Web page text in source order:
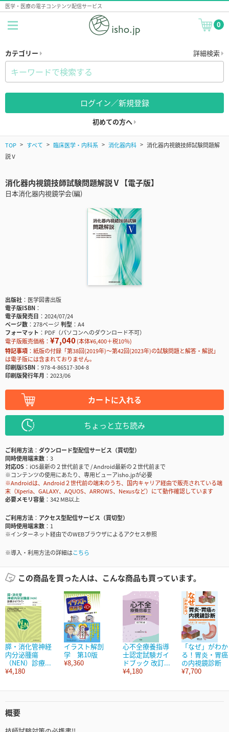
医学・医療の電子コンテンツ配信サービス
0
カテゴリー 詳細検索
ログイン／新規登録
初めての方へ
TOP すべて 臨床医学・内科系 消化器内科
消化器内視鏡技師試験問題解
説Ⅴ
消化器内視鏡技師試験問題解説Ⅴ【電子版】
日本消化器内視鏡学会(編)
出版社
医学図書出版
電子版ISBN
電子版発売日
2024/07/24
ページ数
278ページ判型
A4
フォーマット
PDF（パソコンへのダウンロード不可）
電子版販売価格： ¥7,040(本体¥6,400＋税10％)
特記事項
紙版の付録「第38回(2019年)～第42回(2023年)の試験問題と解答・解説」
は電子版には含まれておりません。
印刷版ISBN
978-4-86517-304-8
印刷版発行年月
2023/06
カートに入れる
ちょっと立ち読み
ご利用方法
ダウンロード型配信サービス（買切型）
同時使用端末数
3
対応OS
iOS最新の２世代前まで / Android最新の２世代前まで
※コンテンツの使用にあたり、専用ビューアisho.jpが必要
※Androidは、Android２世代前の端末のうち、国内キャリア経由で販売されている端
末（Xperia、GALAXY、AQUOS、ARROWS、Nexusなど）にて動作確認しています
必要メモリ容量
342 MB以上
ご利用方法
アクセス型配信サービス（買切型）
同時使用端末数
1
※インターネット経由でのWEBブラウザによるアクセス参照
※導入・利用方法の詳細はこちら
この商品を買った人は、こんな商品も買っています。
膵・消化管神経
内分泌腫瘍
（NEN）診療...
¥4,180
イラスト解剖
学 第10版
¥8,360
心不全療養指導
士認定試験ガイ
ドブック 改訂...
¥4,180
「なぜ」がわか
る！胃炎・胃癌
の内視鏡診断
¥7,700
概要